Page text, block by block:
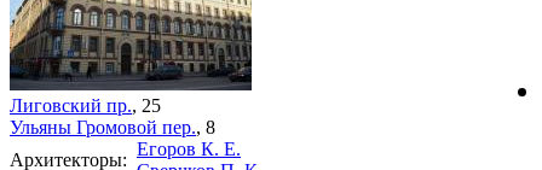
Лиговский пр., 25
Ульяны Громовой пер., 8
Архитекторы:
Егоров К. Е.